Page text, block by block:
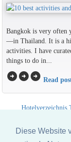
Diese Website
Bangkok is very
—in Thailand. It is a
activities. I have
things to do in...
arrow_circle_rightarrow_circle_rightarrow_circle_right Read
Hotelverzeichnis